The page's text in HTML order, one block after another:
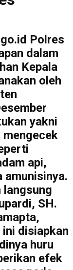
Polres
dalam
Kepala
oleh
yakni
mengecek
api,
amunisinya.
langsung
SH.
disiapkan
huru
efek